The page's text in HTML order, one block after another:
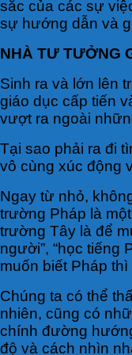
sắc của các sự
sự hướng dẫn và
NHÀ TƯ TƯỞNG
Sinh ra và lớn lên
giáo dục cấp tiến
vượt ra ngoài
Tại sao phải ra đi
vô cùng xúc động
Ngay từ nhỏ,
trường Pháp là
trường Tây là để
người”, “học tiếng
muốn biết Pháp
Chúng ta có thể
nhiên, cũng có
chính đường
độ và cách nhìn